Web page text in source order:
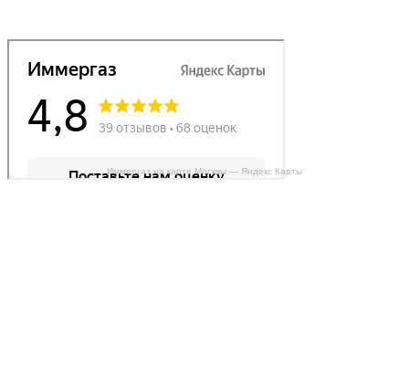
Иммергаз на карте Москвы — Яндекс Карты